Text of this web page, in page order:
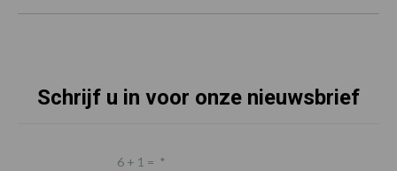
Schrijf u in voor onze nieuwsbrief
6 + 1 = *